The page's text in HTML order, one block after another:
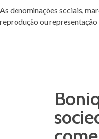
As denominações sociais,
reprodução ou